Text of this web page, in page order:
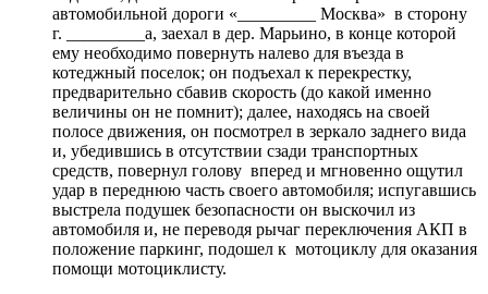
автомобильной дороги «_________ Москва» в сторону
г. _________а, заехал в дер. Марьино, в конце которой
ему необходимо повернуть налево для въезда в
котеджный поселок; он подъехал к перекрестку,
предварительно сбавив скорость (до какой именно
величины он не помнит); далее, находясь на своей
полосе движения, он посмотрел в зеркало заднего вида
и, убедившись в отсутствии сзади транспортных
средств, повернул голову вперед и мгновенно ощутил
удар в переднюю часть своего автомобиля; испугавшись
выстрела подушек безопасности он выскочил из
автомобиля и, не переводя рычаг переключения АКП в
положение паркинг, подошел к мотоциклу для оказания
помощи мотоциклисту.